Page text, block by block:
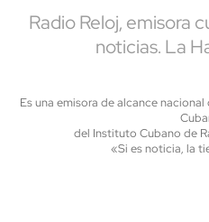
Radio Reloj, emisora
noticias. La
Es una emisora de alcance
del Instituto Cubano de
«Si es noticia, la